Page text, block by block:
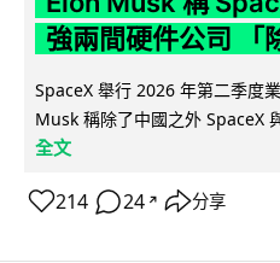
強兩間硬件公司 「
SpaceX 舉行 2026 年第二季度
Musk 稱除了中國之外 SpaceX
全文
214 24 ↗ 分享